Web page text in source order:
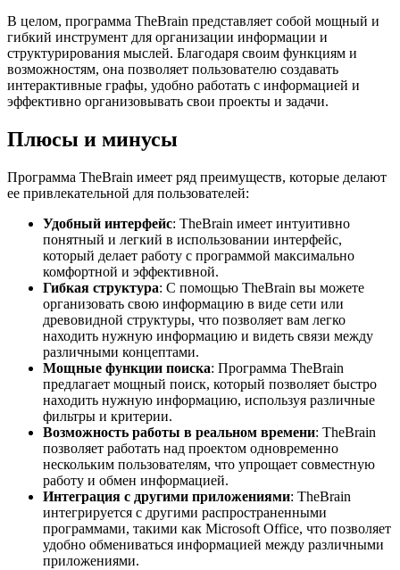
В целом, программа TheBrain представляет собой мощный и
гибкий инструмент для организации информации и
структурирования мыслей. Благодаря своим функциям и
возможностям, она позволяет пользователю создавать
интерактивные графы, удобно работать с информацией и
эффективно организовывать свои проекты и задачи.
Плюсы и минусы
Программа TheBrain имеет ряд преимуществ, которые делают
ее привлекательной для пользователей:
Удобный интерфейс: TheBrain имеет интуитивно
понятный и легкий в использовании интерфейс,
который делает работу с программой максимально
комфортной и эффективной.
Гибкая структура: С помощью TheBrain вы можете
организовать свою информацию в виде сети или
древовидной структуры, что позволяет вам легко
находить нужную информацию и видеть связи между
различными концептами.
Мощные функции поиска: Программа TheBrain
предлагает мощный поиск, который позволяет быстро
находить нужную информацию, используя различные
фильтры и критерии.
Возможность работы в реальном времени: TheBrain
позволяет работать над проектом одновременно
нескольким пользователям, что упрощает совместную
работу и обмен информацией.
Интеграция с другими приложениями: TheBrain
интегрируется с другими распространенными
программами, такими как Microsoft Office, что позволяет
удобно обмениваться информацией между различными
приложениями.